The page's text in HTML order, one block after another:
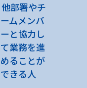
他部署やチ
ームメンバ
ーと協力し
て業務を進
めることが
できる人